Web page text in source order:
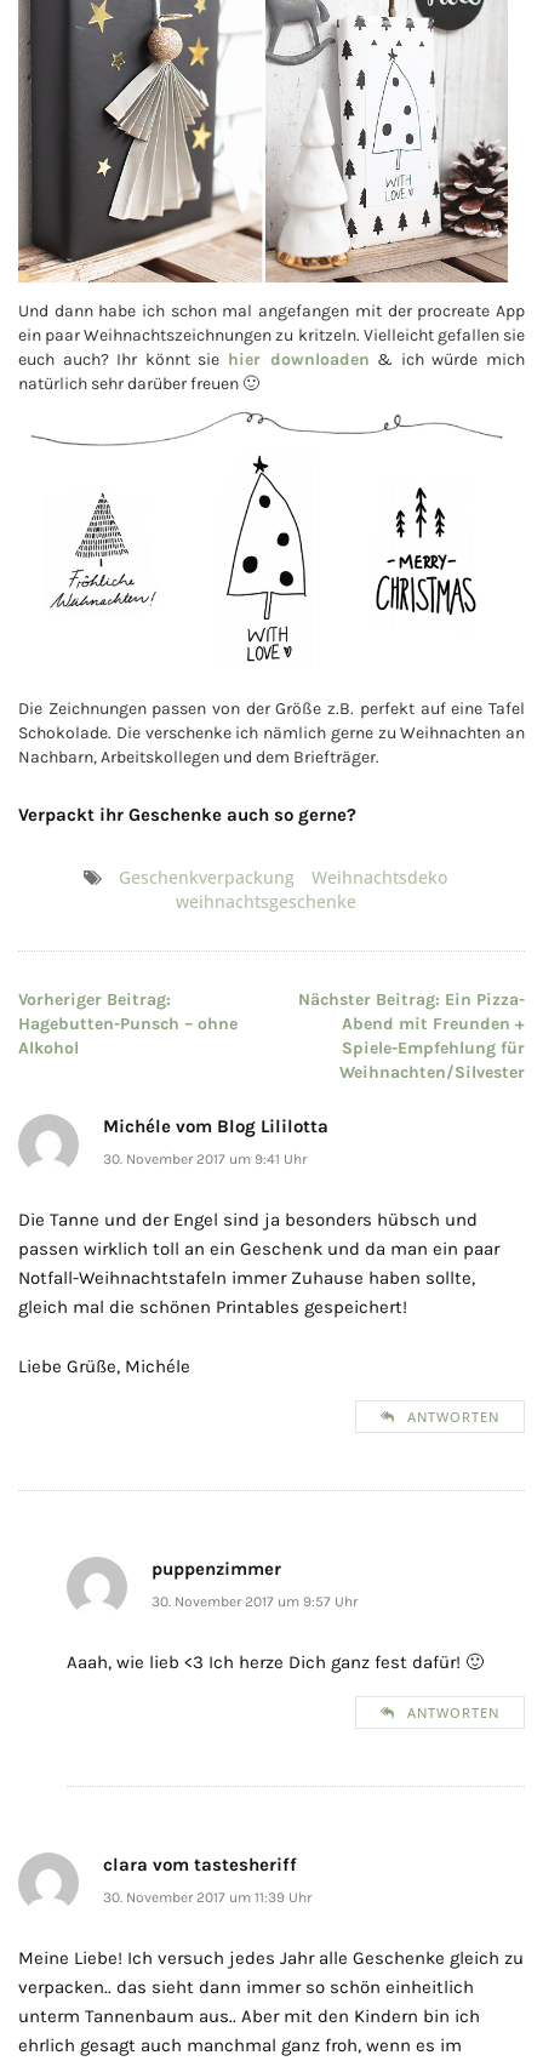
Und dann habe ich schon mal angefangen mit der procreate App
ein paar Weihnachtszeichnungen zu kritzeln. Vielleicht gefallen sie
euch auch? Ihr könnt sie hier downloaden & ich würde mich
natürlich sehr darüber freuen 🙂
Die Zeichnungen passen von der Größe z.B. perfekt auf eine Tafel
Schokolade. Die verschenke ich nämlich gerne zu Weihnachten an
Nachbarn, Arbeitskollegen und dem Briefträger.
Verpackt ihr Geschenke auch so gerne?
Geschenkverpackung
Weihnachtsdeko
weihnachtsgeschenke
Beitragsnavigation
Vorheriger Beitrag:
Hagebutten-Punsch – ohne
Alkohol
Nächster Beitrag: Ein Pizza-
Abend mit Freunden +
Spiele-Empfehlung für
Weihnachten/Silvester
Michéle vom Blog Lililotta
30. November 2017 um 9:41 Uhr
Die Tanne und der Engel sind ja besonders hübsch und
passen wirklich toll an ein Geschenk und da man ein paar
Notfall-Weihnachtstafeln immer Zuhause haben sollte,
gleich mal die schönen Printables gespeichert!
Liebe Grüße, Michéle
ANTWORTEN
puppenzimmer
30. November 2017 um 9:57 Uhr
Aaah, wie lieb <3 Ich herze Dich ganz fest dafür! 🙂
ANTWORTEN
clara vom tastesheriff
30. November 2017 um 11:39 Uhr
Meine Liebe! Ich versuch jedes Jahr alle Geschenke gleich zu
verpacken.. das sieht dann immer so schön einheitlich
unterm Tannenbaum aus.. Aber mit den Kindern bin ich
ehrlich gesagt auch manchmal ganz froh, wenn es im